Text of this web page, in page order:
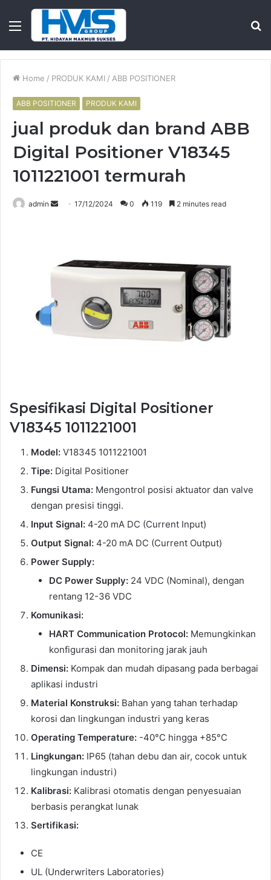
Menu
Home / PRODUK KAMI / ABB POSITIONER
ABB POSITIONER PRODUK KAMI
jual produk dan brand ABB
Digital Positioner V18345
1011221001 termurah
admin
Send17/12/2024 0 119 2 minutes read
Spesifikasi Digital Positioner
V18345 1011221001
Model: V18345 1011221001
Tipe: Digital Positioner
Fungsi Utama: Mengontrol posisi aktuator dan valve
dengan presisi tinggi.
Input Signal: 4-20 mA DC (Current Input)
Output Signal: 4-20 mA DC (Current Output)
Power Supply:
DC Power Supply: 24 VDC (Nominal), dengan
rentang 12-36 VDC
Komunikasi:
HART Communication Protocol: Memungkinkan
konfigurasi dan monitoring jarak jauh
Dimensi: Kompak dan mudah dipasang pada berbagai
aplikasi industri
Material Konstruksi: Bahan yang tahan terhadap
korosi dan lingkungan industri yang keras
Operating Temperature: -40°C hingga +85°C
Lingkungan: IP65 (tahan debu dan air, cocok untuk
lingkungan industri)
Kalibrasi: Kalibrasi otomatis dengan penyesuaian
berbasis perangkat lunak
Sertifikasi:
CE
UL (Underwriters Laboratories)